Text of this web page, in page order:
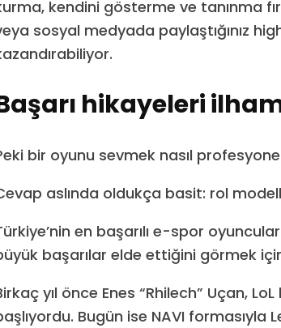
kendini gösterme ve tanınma
sosyal medyada paylaştığınız
hikayeleri
bir oyunu sevmek nasıl
aslında oldukça basit: rol
en başarılı e-spor
başarılar elde ettiğini görmek
yıl önce Enes “Rhilech” Uçan,
Bugün ise NAVI formasıyla